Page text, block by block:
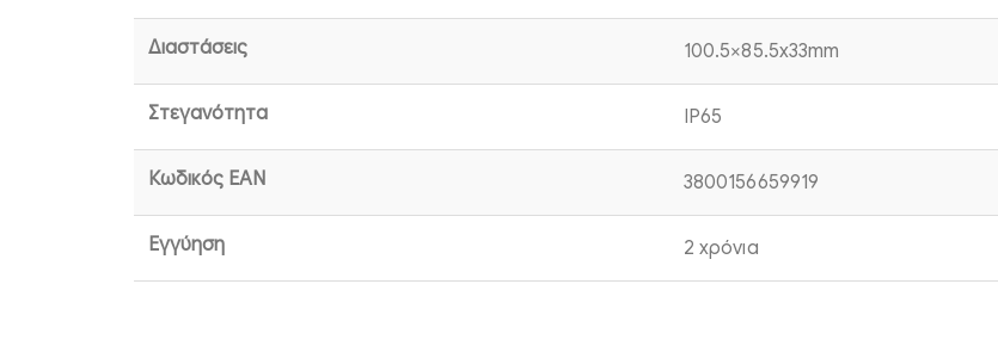
Διαστάσεις 100.5×85.5x33mm
Στεγανότητα IP65
Κωδικός EAN 3800156659919
Εγγύηση 2 χρόνια